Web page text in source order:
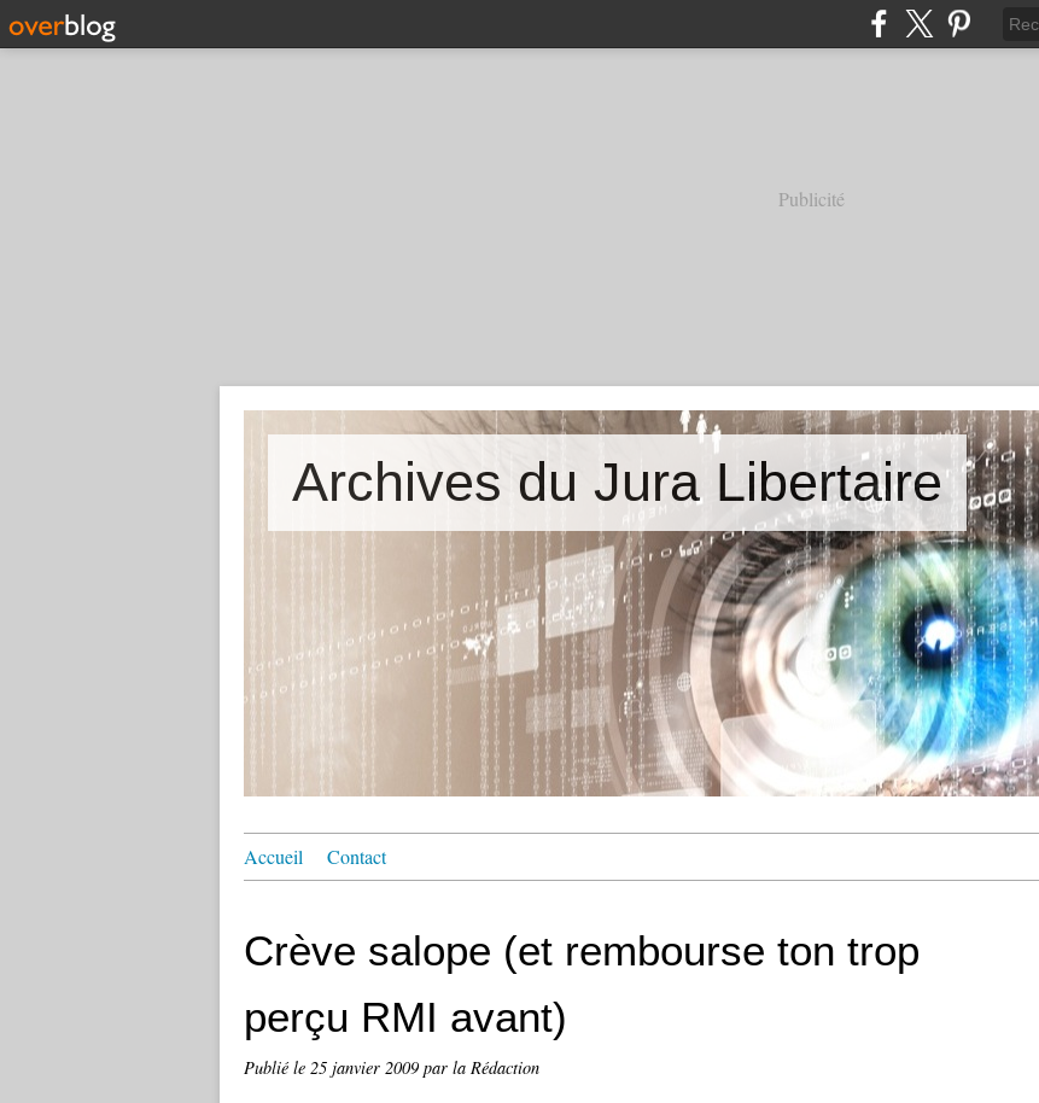
Publicité
Archives du Jura Libertaire
Accueil Contact
Crève salope (et rembourse ton trop
perçu RMI avant)
Publié le 25 janvier 2009 par la Rédaction